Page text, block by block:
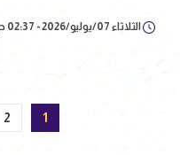
الثلاثاء 07/يوليو/2026 - 02:37 ص
1
2